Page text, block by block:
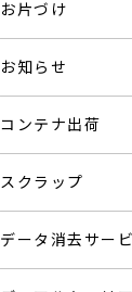
お片づけ
お知らせ
コンテナ出荷
スクラップ
データ消去サー